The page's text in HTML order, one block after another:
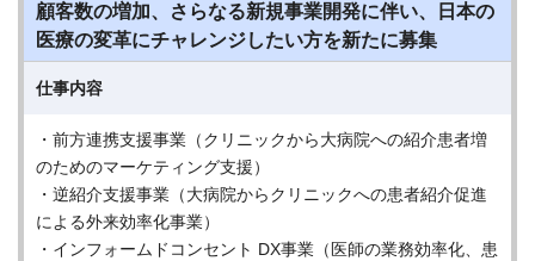
顧客数の増加、さらなる新規事業開発に伴い、日本の
医療の変革にチャレンジしたい方を新たに募集
仕事内容
・前方連携支援事業（クリニックから大病院への紹介患者増
のためのマーケティング支援）
・逆紹介支援事業（大病院からクリニックへの患者紹介促進
による外来効率化事業）
・インフォームドコンセント DX事業（医師の業務効率化、患